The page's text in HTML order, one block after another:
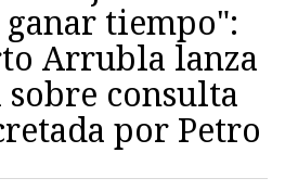
ganar tiempo":
Arrubla lanza
consulta
por Petro